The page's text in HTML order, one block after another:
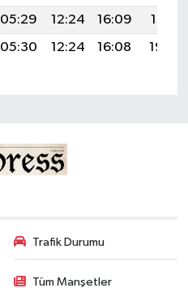
05:29 12:24 16:09
19:10
05:30 12:24 16:08 19:08
Trafik Durumu
Tüm Manşetler